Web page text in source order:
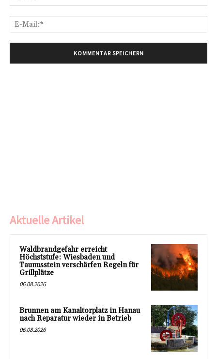
Aktuelle Artikel
Waldbrandgefahr erreicht
Höchststufe: Wiesbaden und
Taunusstein verschärfen Regeln für
Grillplätze
06.08.2026
Brunnen am Kanaltorplatz in Hanau
nach Reparatur wieder in Betrieb
06.08.2026